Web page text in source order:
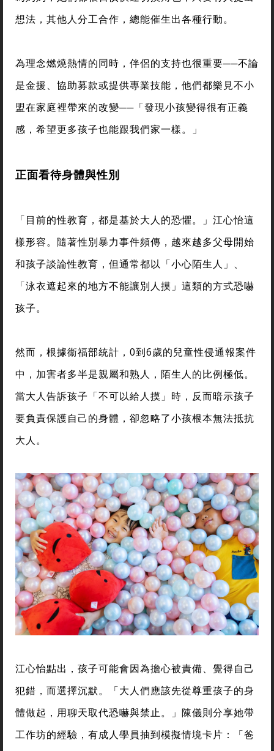
想法，其他人分工合作，總能催生出各種行動。
為理念燃燒熱情的同時，伴侶的支持也很重要──不論
是金援、協助募款或提供專業技能，他們都樂見不小
盟在家庭裡帶來的改變──「發現小孩變得很有正義
感，希望更多孩子也能跟我們家一樣。」
正面看待身體與性別
「目前的性教育，都是基於大人的恐懼。」江心怡這
樣形容。隨著性別暴力事件頻傳，越來越多父母開始
和孩子談論性教育，但通常都以「小心陌生人」、
「泳衣遮起來的地方不能讓別人摸」這類的方式恐嚇
孩子。
然而，根據衞福部統計，0到6歲的兒童性侵通報案件
中，加害者多半是親屬和熟人，陌生人的比例極低。
當大人告訴孩子「不可以給人摸」時，反而暗示孩子
要負責保護自己的身體，卻忽略了小孩根本無法抵抗
大人。
江心怡點出，孩子可能會因為擔心被責備、覺得自己
犯錯，而選擇沉默。「大人們應該先從尊重孩子的身
體做起，用聊天取代恐嚇與禁止。」陳儀則分享她帶
工作坊的經驗，有成人學員抽到模擬情境卡片：「爸